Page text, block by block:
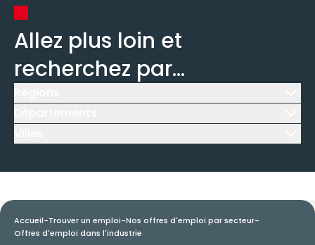
Allez plus loin et
recherchez par...
Accueil-Trouver un emploi-Nos offres d'emploi par secteur-
Offres d'emploi dans l'industrie